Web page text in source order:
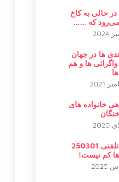
حالی به کاخ
که ……
ها در جهان
واگرائی ها و هم
خانواده های
تماس تلفنی 250301
کم نیست!